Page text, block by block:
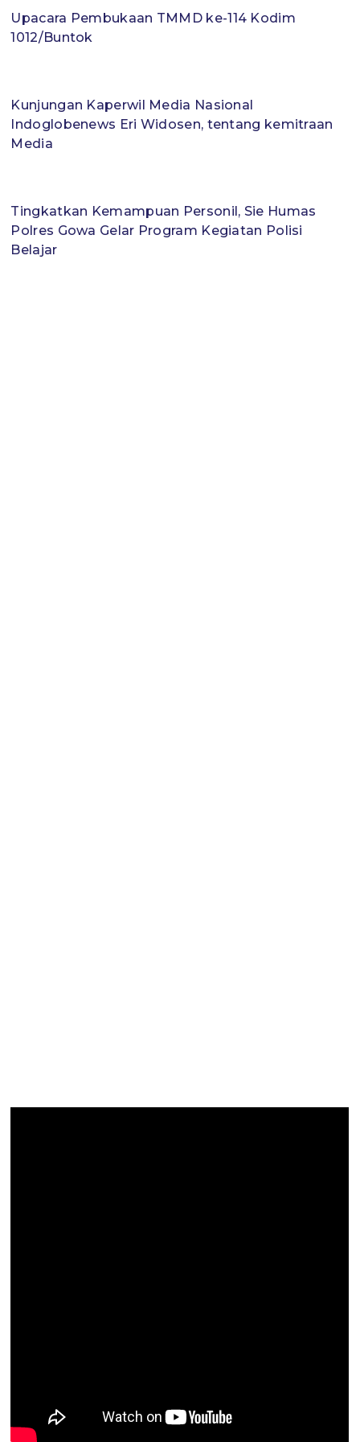
Upacara Pembukaan TMMD ke-114 Kodim
1012/Buntok
Kunjungan Kaperwil Media Nasional
Indoglobenews Eri Widosen, tentang kemitraan
Media
Tingkatkan Kemampuan Personil, Sie Humas
Polres Gowa Gelar Program Kegiatan Polisi
Belajar